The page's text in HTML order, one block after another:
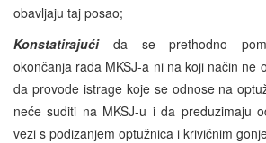
obavljaju taj posao;
Konstatirajući da se prethodno
okončanja rada MKSJ-a ni na koji način ne
da provode istrage koje se odnose na
neće suditi na MKSJ-u i da preduzimaju
vezi s podizanjem optužnica i krivičnim